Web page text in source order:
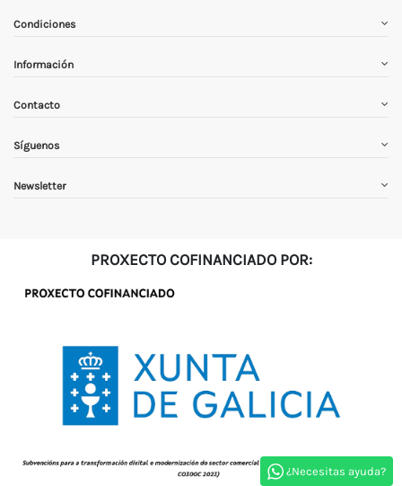
¿Necesitas ayuda?
Condiciones
Información
Contacto
Síguenos
Newsletter
PROXECTO COFINANCIADO POR: